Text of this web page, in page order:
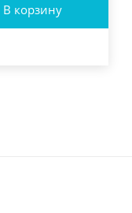
В корзину